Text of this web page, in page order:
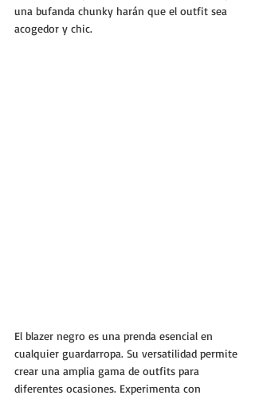
una bufanda chunky harán que el outfit sea
acogedor y chic.
El blazer negro es una prenda esencial en
cualquier guardarropa. Su versatilidad permite
crear una amplia gama de outfits para
diferentes ocasiones. Experimenta con